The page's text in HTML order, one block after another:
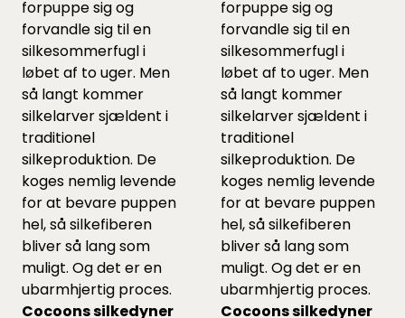
forpuppe sig og
forvandle sig til en
silkesommerfugl i
løbet af to uger. Men
så langt kommer
silkelarver sjældent i
traditionel
silkeproduktion. De
koges nemlig levende
for at bevare puppen
hel, så silkefiberen
bliver så lang som
muligt. Og det er en
ubarmhjertig proces.
Cocoons silkedyner
forpuppe sig og
forvandle sig til en
silkesommerfugl i
løbet af to uger. Men
så langt kommer
silkelarver sjældent i
traditionel
silkeproduktion. De
koges nemlig levende
for at bevare puppen
hel, så silkefiberen
bliver så lang som
muligt. Og det er en
ubarmhjertig proces.
Cocoons silkedyner